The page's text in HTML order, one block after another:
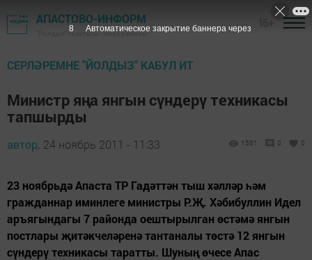
АПАСТОВО-ИНФОРМ
"Йолдыз" газетасы - Апас районы
СЕРЛӘРЕМНЕ "ЙОЛДЫЗ" КАБУЛ ИТ
Министр яңа янгын сүндерү техникасы
тапшырды
автор, 24 ноябрь 2011 - 11:33 1581 0 0
23 ноябрьдә Апаста ТР Гадәттән тыш хәлләр һәм
гражданнар иминлеге министры Р.Җ. Хәбибуллин Идел
аръягындагы 7 районда оештырылган өстәмә янгын
постлары җитәкчеләренә тантаналы төстә 12 янгын
сүндерү техникасы таратты. Шуның өчесе Апас
8 Автоматическое закрытие баннера через